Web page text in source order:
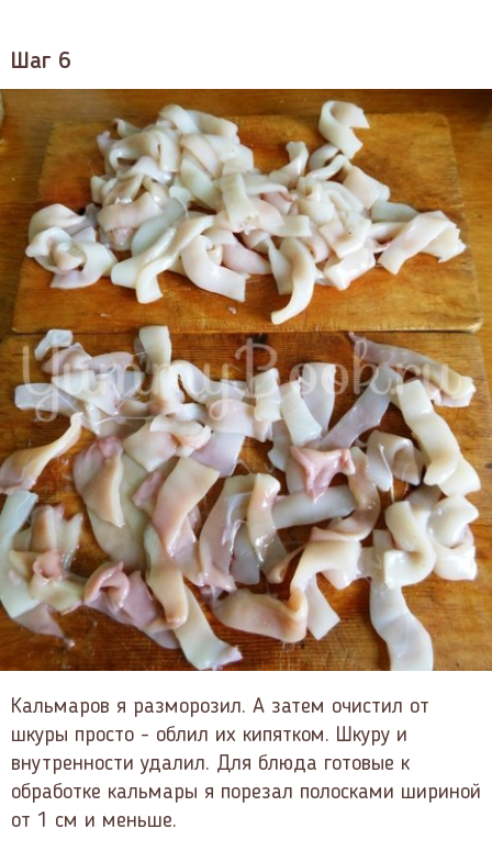
Шаг 6
Кальмаров я разморозил. А затем очистил от
шкуры просто - облил их кипятком. Шкуру и
внутренности удалил. Для блюда готовые к
обработке кальмары я порезал полосками шириной
от 1 см и меньше.